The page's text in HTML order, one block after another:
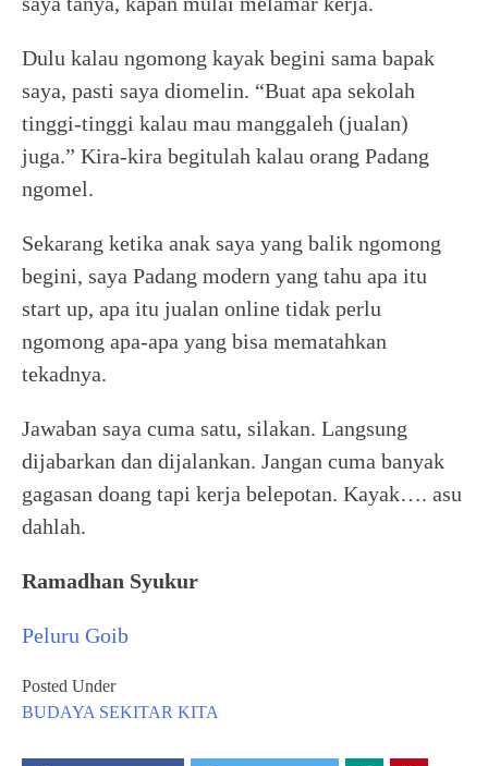
Dulu kalau ngomong kayak begini sama bapak
saya, pasti saya diomelin. “Buat apa sekolah
tinggi-tinggi kalau mau manggaleh (jualan)
juga.” Kira-kira begitulah kalau orang Padang
ngomel.
Sekarang ketika anak saya yang balik ngomong
begini, saya Padang modern yang tahu apa itu
start up, apa itu jualan online tidak perlu
ngomong apa-apa yang bisa mematahkan
tekadnya.
Jawaban saya cuma satu, silakan. Langsung
dijabarkan dan dijalankan. Jangan cuma banyak
gagasan doang tapi kerja belepotan. Kayak…. asu
dahlah.
Ramadhan Syukur
Peluru Goib
Posted Under
BUDAYA SEKITAR KITA